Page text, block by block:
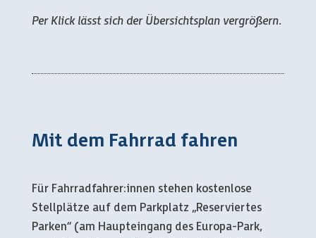
Per Klick lässt sich der Übersichtsplan vergrößern.
Mit dem Fahrrad fahren
Für Fahrradfahrer:innen stehen kostenlose
Stellplätze auf dem Parkplatz „Reserviertes
Parken“ (am Haupteingang des Europa-Park,